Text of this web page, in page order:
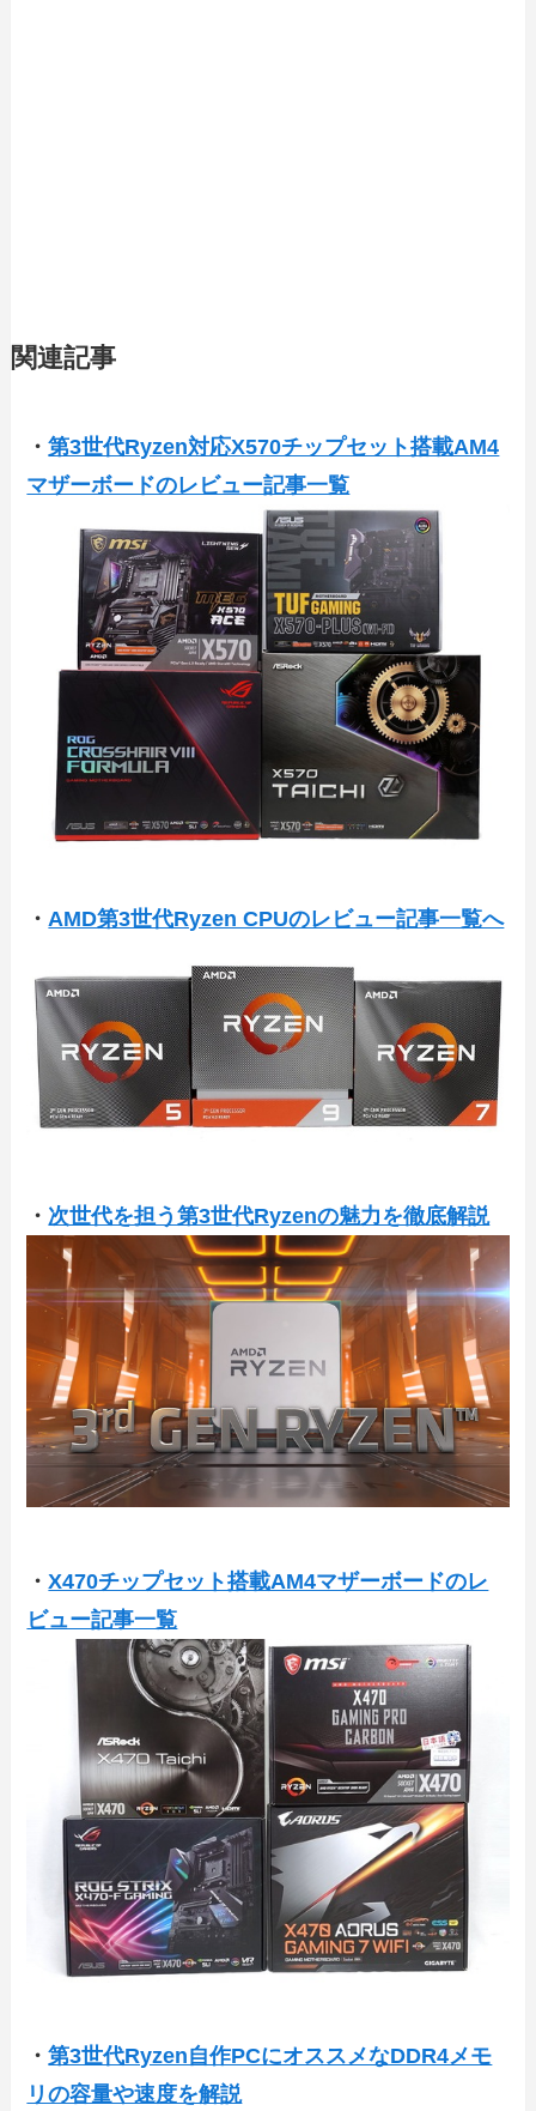
関連記事
・第3世代Ryzen対応X570チップセット搭載AM4
マザーボードのレビュー記事一覧
・AMD第3世代Ryzen CPUのレビュー記事一覧へ
・ 次世代を担う第3世代Ryzenの魅力を徹底解説
・X470チップセット搭載AM4マザーボードのレ
ビュー記事一覧
・第3世代Ryzen自作PCにオススメなDDR4メモ
リの容量や速度を解説